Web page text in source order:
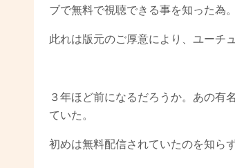
ブで無料で視聴できる事を知った為。
此れは版元のご厚意により、ユーチ
３年ほど前になるだろうか。あの有
ていた。
初めは無料配信されていたのを知ら